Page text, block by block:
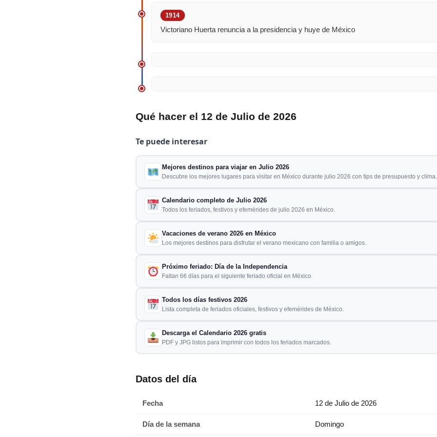
1914
Victoriano Huerta renuncia a la presidencia y huye de México
Qué hacer el 12 de Julio de 2026
Te puede interesar
Mejores destinos para viajar en Julio 2026
Descubre los mejores lugares para visitar en México durante julio 2026 con tips de presupuesto y clima.
Calendario completo de Julio 2026
Todos los feriados, festivos y efemérides de julio 2026 en México.
Vacaciones de verano 2026 en México
Los mejores destinos para disfrutar el verano mexicano con familia o amigos.
Próximo feriado: Día de la Independencia
Faltan 66 días para el siguiente feriado oficial en México.
Todos los días festivos 2026
Lista completa de feriados oficiales, festivos y efemérides de México.
Descarga el Calendario 2026 gratis
PDF y JPG listos para imprimir con todos los feriados marcados.
Datos del día
Fecha 12 de Julio de 2026
Día de la semana Domingo